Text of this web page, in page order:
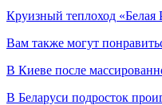
Круизный теплоход «Белая
Вам также могут
В Киеве после
В Беларуси подросток